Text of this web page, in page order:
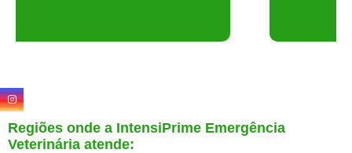
Regiões onde a IntensiPrime Emergência
Veterinária atende: